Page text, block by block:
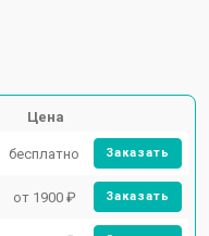
Цена
бесплатно Заказать
от 1900 ₽ Заказать